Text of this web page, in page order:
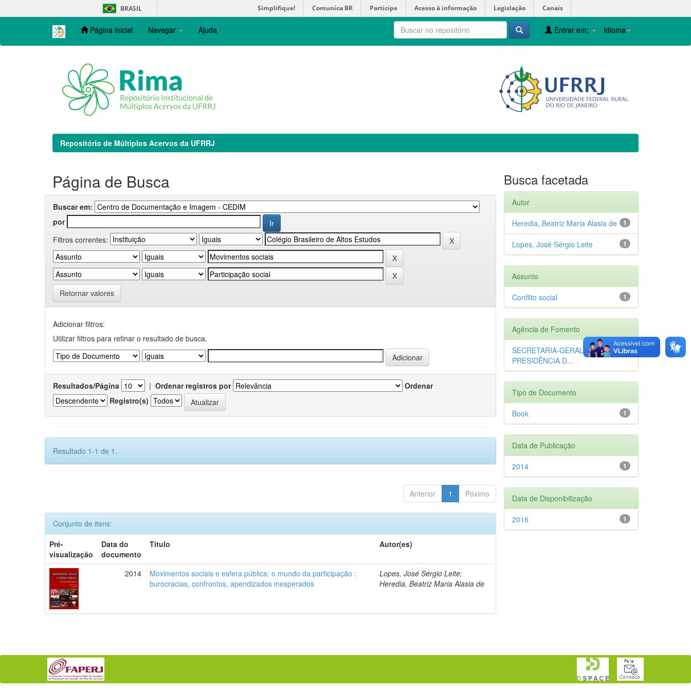
navigation
BRASIL Simplifique! Comunica BR Participe Acesso à informação Legislação Canais
Página inicial Navegar Ajuda Idioma
Entrar em:
Repositório de Múltiplos Acervos da UFRRJ
Página de Busca
Buscar em:
por
Filtros correntes:
Retornar valores
Adicionar filtros:
Utilizar filtros para refinar o resultado de busca.
Resultados/Página | Ordenar registros por
Ordenar
Registro(s)
Resultado 1-1 de 1.
Anterior 1 Póximo
Conjunto de itens:
Pré-
visualização
Data do
documento
Título Autor(es)
2014
Movimentos sociais e esfera pública: o mundo da participação :
burocracias, confrontos, apendizados inesperados
Lopes, José Sérgio Leite;
Heredia, Beatriz Maria Alasia de
Busca facetada
Autor
1
Heredia, Beatriz Maria Alasia de
1
Lopes, José Sérgio Leite
Assunto
1
Conflito social
Agência de Fomento
1
SECRETARIA-GERAL DA
PRESIDÊNCIA D...
Tipo de Documento
1
Book
Data de Publicação
1
2014
Data de Disponibilização
1
2016